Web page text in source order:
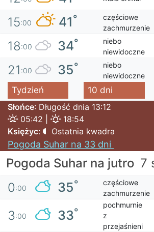
15:00 41°
częściowe
zachmurzenie
18:00 34°
niebo
niewidoczne
21 :00 35°
niebo
niewidoczne
Tydzień 10 dni
Słońce: Długość dnia 13:12
05:42 |
18:54
Księżyc: Ostatnia kwadra
Pogoda Suhar na 33 dni
Pogoda Suhar na jutro 7
0:00 35°
częściowe
zachmurzenie
3:00 33°
pochmurnie
z
przejaśnieni